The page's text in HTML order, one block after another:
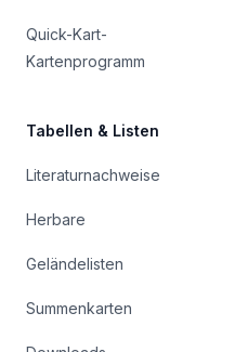
Quick-Kart-
Kartenprogramm
Tabellen & Listen
Literaturnachweise
Herbare
Geländelisten
Summenkarten